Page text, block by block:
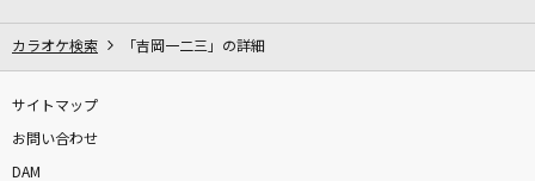
ナナホシ管弦楽団 feat.巡音ルカ
明日への翼
カラオケ検索 「吉岡一二三」の詳細
サイトマップ
お問い合わせ
DAM